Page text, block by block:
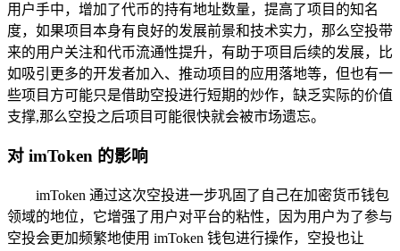
用户手中，增加了代币的持有地址数量，提高了项目的知名
度，如果项目本身有良好的发展前景和技术实力，那么空投带
来的用户关注和代币流通性提升，有助于项目后续的发展，比
如吸引更多的开发者加入、推动项目的应用落地等，但也有一
些项目方可能只是借助空投进行短期的炒作，缺乏实际的价值
支撑,那么空投之后项目可能很快就会被市场遗忘。
对 imToken 的影响
imToken 通过这次空投进一步巩固了自己在加密货币钱包
领域的地位，它增强了用户对平台的粘性，因为用户为了参与
空投会更加频繁地使用 imToken 钱包进行操作，空投也让